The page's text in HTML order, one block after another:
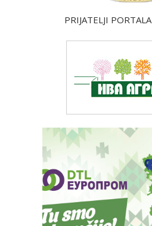
PRIJATELJI PORTALA